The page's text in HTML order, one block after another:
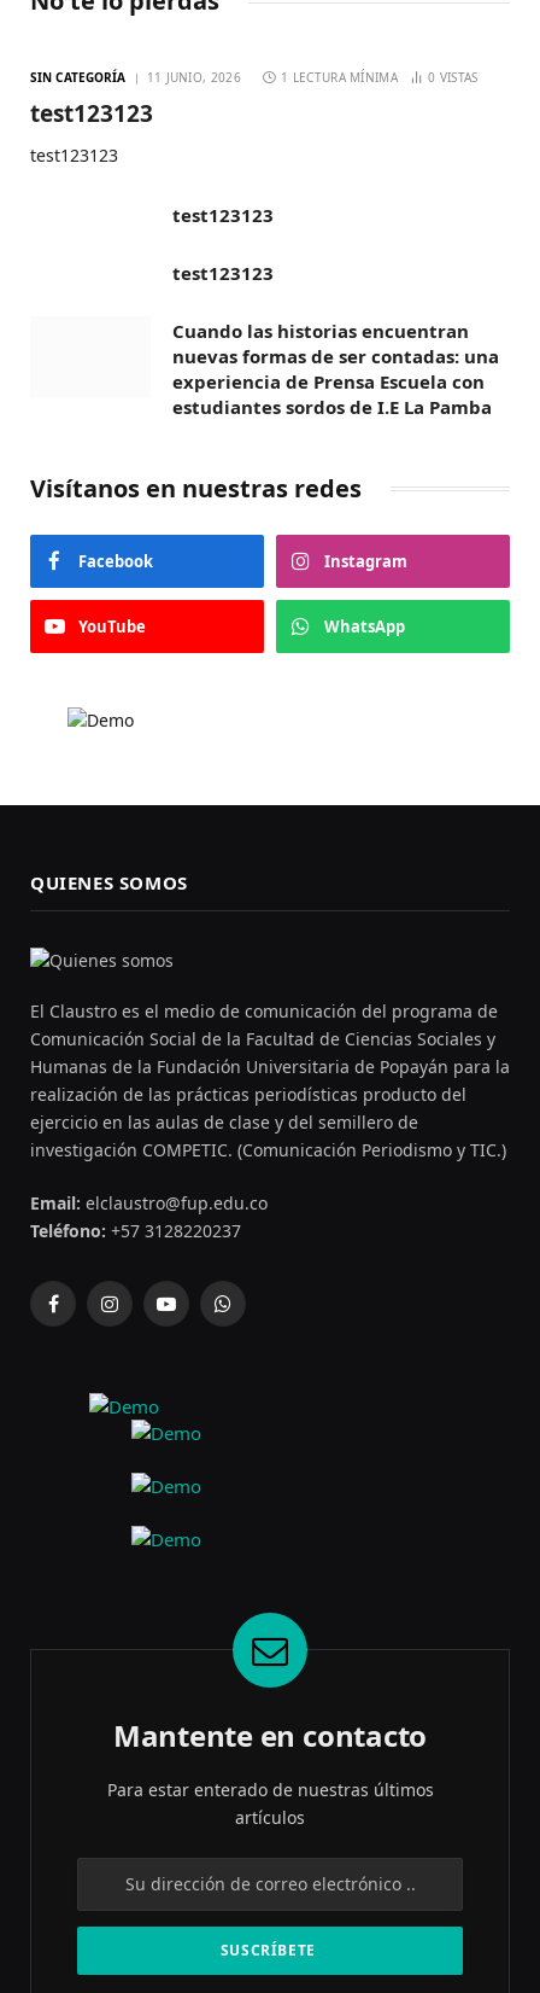
SIN CATEGORÍA 11 JUNIO, 2026 1 LECTURA MÍNIMA 0 VISTAS
test123123
test123123
test123123
test123123
Cuando las historias encuentran
nuevas formas de ser contadas: una
experiencia de Prensa Escuela con
estudiantes sordos de I.E La Pamba
Visítanos en nuestras redes
Facebook Instagram
YouTube WhatsApp
QUIENES SOMOS
El Claustro es el medio de comunicación del programa de
Comunicación Social de la Facultad de Ciencias Sociales y
Humanas de la Fundación Universitaria de Popayán para la
realización de las prácticas periodísticas producto del
ejercicio en las aulas de clase y del semillero de
investigación COMPETIC. (Comunicación Periodismo y TIC.)
Email: elclaustro@fup.edu.co
Teléfono: +57 3128220237
FacebookInstagramYouTubeWhatsApp
Mantente en contacto
Para estar enterado de nuestras últimos
artículos